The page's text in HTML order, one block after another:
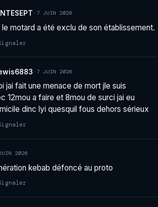
· 7 JUIN 2026
motard a été exclu de son établissement.
· 7 JUIN 2026
jai fait une menace de mort jle suis
12mou a faire et 8mou de surci jai eu
dinc lyi quesquil fous dehors sérieux
2026
kebab défoncé au proto